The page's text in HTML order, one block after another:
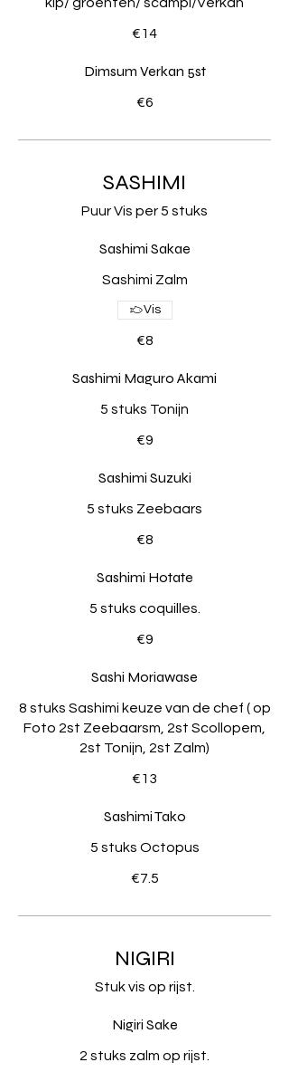
€14
Dimsum Verkan 5st
€6
SASHIMI
Puur Vis per 5 stuks
Sashimi Sakae
Sashimi Zalm
€8
Vis
Sashimi Maguro Akami
5 stuks Tonijn
€9
Sashimi Suzuki
5 stuks Zeebaars
€8
Sashimi Hotate
5 stuks coquilles.
€9
Sashi Moriawase
8 stuks Sashimi keuze van de chef ( op
Foto 2st Zeebaarsm, 2st Scollopem,
2st Tonijn, 2st Zalm)
€13
Sashimi Tako
5 stuks Octopus
€7.5
NIGIRI
Stuk vis op rijst.
Nigiri Sake
2 stuks zalm op rijst.